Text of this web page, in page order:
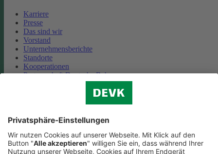
Karriere
Presse
Das sind wir
Vorstand
Unternehmensberichte
Standorte
Kooperationen
Partnerschaft Deutsche Bahn